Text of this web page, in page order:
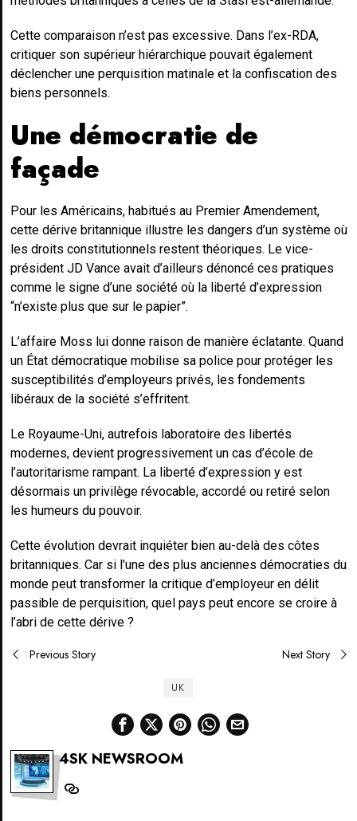
Cette comparaison n’est pas excessive. Dans l’ex-RDA,
critiquer son supérieur hiérarchique pouvait également
déclencher une perquisition matinale et la confiscation des
biens personnels.
Une démocratie de
façade
Pour les Américains, habitués au Premier Amendement,
cette dérive britannique illustre les dangers d’un système où
les droits constitutionnels restent théoriques. Le vice-
président JD Vance avait d’ailleurs dénoncé ces pratiques
comme le signe d’une société où la liberté d’expression
“n’existe plus que sur le papier”.
L’affaire Moss lui donne raison de manière éclatante. Quand
un État démocratique mobilise sa police pour protéger les
susceptibilités d’employeurs privés, les fondements
libéraux de la société s’effritent.
Le Royaume-Uni, autrefois laboratoire des libertés
modernes, devient progressivement un cas d’école de
l’autoritarisme rampant. La liberté d’expression y est
désormais un privilège révocable, accordé ou retiré selon
les humeurs du pouvoir.
Cette évolution devrait inquiéter bien au-delà des côtes
britanniques. Car si l’une des plus anciennes démocraties du
monde peut transformer la critique d’employeur en délit
passible de perquisition, quel pays peut encore se croire à
l’abri de cette dérive ?
Post
Previous Story Next Story
UK
4SK NEWSROOM